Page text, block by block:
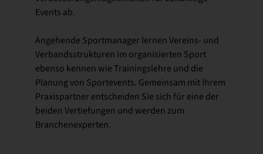
Events ab.
Angehende Sportmanager lernen Vereins- und
Verbandsstrukturen im organisierten Sport
ebenso kennen wie Trainingslehre und die
Planung von Sportevents. Gemeinsam mit Ihrem
Praxispartner entscheiden Sie sich für eine der
beiden Vertiefungen und werden zum
Branchenexperten.